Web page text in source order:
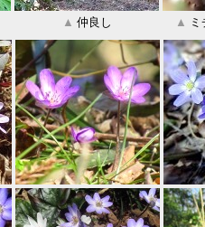
▲ 仲良し ▲